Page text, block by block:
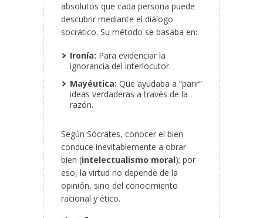
absolutos que cada persona puede
descubrir mediante el diálogo
socrático. Su método se basaba en:
Ironía: Para evidenciar la
ignorancia del interlocutor.
Mayéutica: Que ayudaba a “parir”
ideas verdaderas a través de la
razón.
Según Sócrates, conocer el bien
conduce inevitablemente a obrar
bien (intelectualismo moral); por
eso, la virtud no depende de la
opinión, sino del conocimiento
racional y ético.